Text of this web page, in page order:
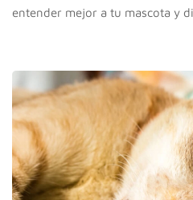
entender mejor a tu mascota y